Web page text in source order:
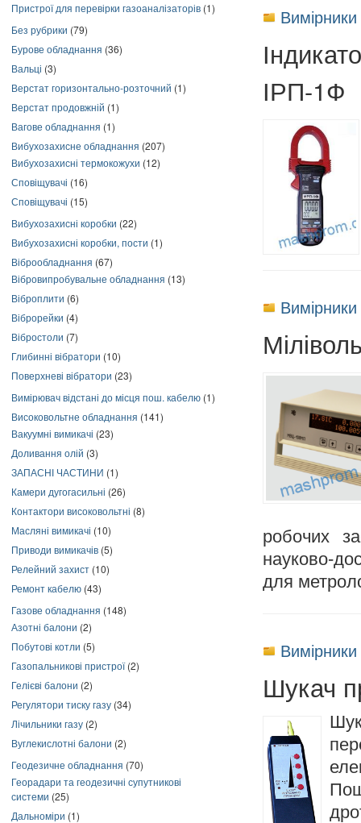
Пристрої для перевірки газоаналізаторів (1)
Без рубрики (79)
Бурове обладнання (36)
Вальці (3)
Верстат горизонтально-розточний (1)
Верстат продовжній (1)
Вагове обладнання (1)
Вибухозахисне обладнання (207)
Вибухозахисні термокожухи (12)
Сповіщувачі (16)
Сповіщувачі (15)
Вибухозахисні коробки (22)
Вибухозахисні коробки, пости (1)
Віброобладнання (67)
Вібровипробувальне обладнання (13)
Віброплити (6)
Віброрейки (4)
Вібростоли (7)
Глибинні вібратори (10)
Поверхневі вібратори (23)
Вимірювач відстані до місця пош. кабелю (1)
Високовольтне обладнання (141)
Вакуумні вимикачі (23)
Доливання олій (3)
ЗАПАСНІ ЧАСТИНИ (1)
Камери дугогасильні (26)
Контактори високовольтні (8)
Масляні вимикачі (10)
Приводи вимикачів (5)
Релейний захист (10)
Ремонт кабелю (43)
Газове обладнання (148)
Азотні балони (2)
Побутові котли (5)
Газопальникові пристрої(2)
Гелієві балони (2)
Регулятори тиску газу (34)
Лічильники газу (2)
Вуглекислотні балони (2)
Геодезичне обладнання (70)
Георадари та геодезичні супутникові
системи (25)
Дальноміри (1)
ІРП-1Ф
робочих
науково-
для
Шукач